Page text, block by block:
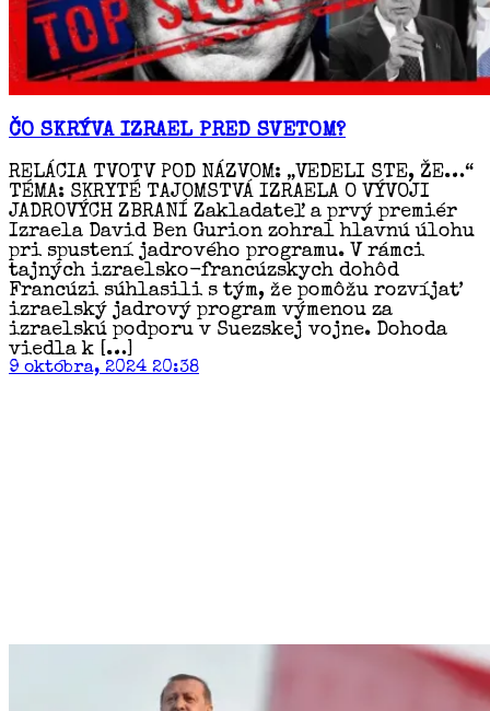
ČO SKRÝVA IZRAEL PRED SVETOM?
RELÁCIA TVOTV POD NÁZVOM: „VEDELI STE, ŽE…“
TÉMA: SKRYTÉ TAJOMSTVÁ IZRAELA O VÝVOJI
JADROVÝCH ZBRANÍ Zakladateľ a prvý premiér
Izraela David Ben Gurion zohral hlavnú úlohu
pri spustení jadrového programu. V rámci
tajných izraelsko-francúzskych dohôd
Francúzi súhlasili s tým, že pomôžu rozvíjať
izraelský jadrový program výmenou za
izraelskú podporu v Suezskej vojne. Dohoda
viedla k […]
9 októbra, 2024 20:38